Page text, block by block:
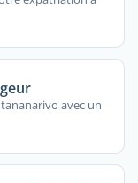
avec un